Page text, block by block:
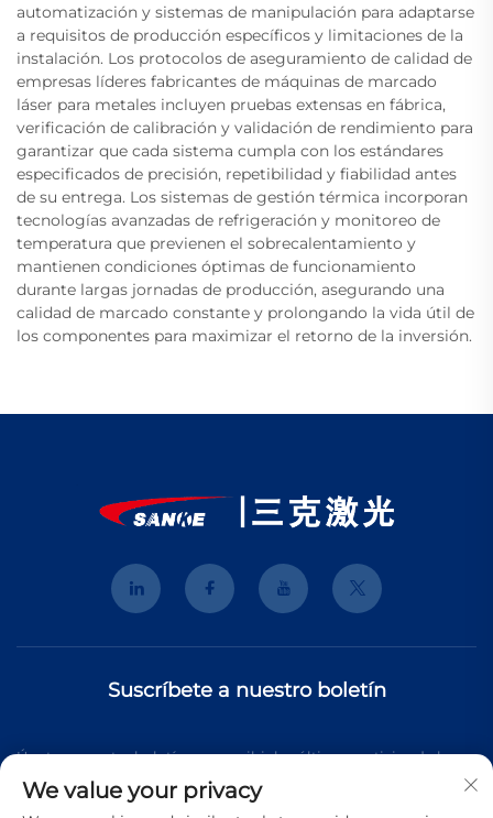
automatización y sistemas de manipulación para adaptarse
a requisitos de producción específicos y limitaciones de la
instalación. Los protocolos de aseguramiento de calidad de
empresas líderes fabricantes de máquinas de marcado
láser para metales incluyen pruebas extensas en fábrica,
verificación de calibración y validación de rendimiento para
garantizar que cada sistema cumpla con los estándares
especificados de precisión, repetibilidad y fiabilidad antes
de su entrega. Los sistemas de gestión térmica incorporan
tecnologías avanzadas de refrigeración y monitoreo de
temperatura que previenen el sobrecalentamiento y
mantienen condiciones óptimas de funcionamiento
durante largas jornadas de producción, asegurando una
calidad de marcado constante y prolongando la vida útil de
los componentes para maximizar el retorno de la inversión.
Suscríbete a nuestro boletín
Únete a nuestro boletín para recibir las últimas noticias de la
industria, actualizaciones y perspectivas de nuestro equipo.
We value your privacy